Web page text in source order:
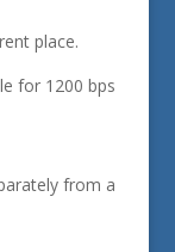
place.
for 1200 bps
from a